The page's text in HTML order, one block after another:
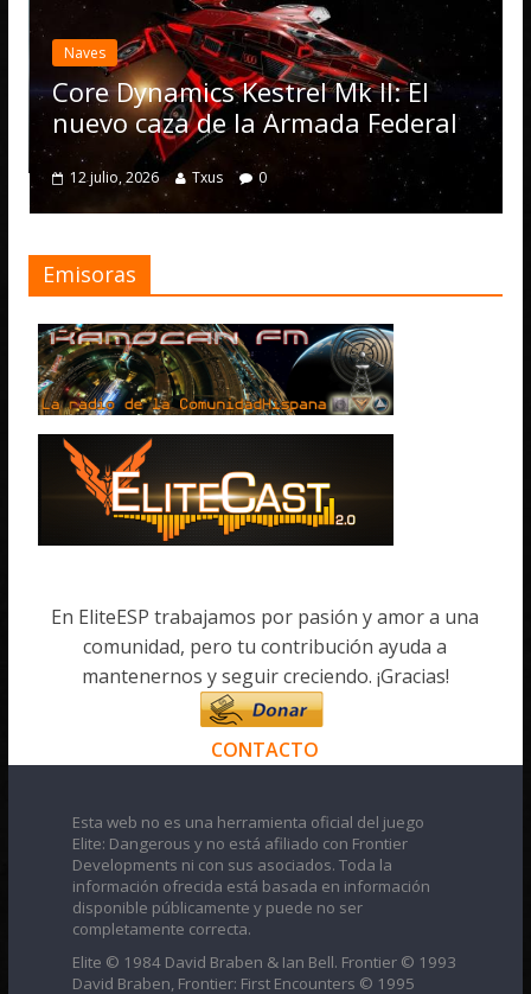
Dynamics Kestrel Mk II: El
caza de la Armada Federal
2026 Txus 0
Emisoras
En EliteESP trabajamos por pasión y amor a una
comunidad, pero tu contribución ayuda a
mantenernos y seguir creciendo. ¡Gracias!
CONTACTO
Esta web no es una herramienta oficial del juego
Elite: Dangerous y no está afiliado con Frontier
Developments ni con sus asociados. Toda la
información ofrecida está basada en información
disponible públicamente y puede no ser
completamente correcta.
Elite © 1984 David Braben & Ian Bell. Frontier © 1993
David Braben, Frontier: First Encounters © 1995